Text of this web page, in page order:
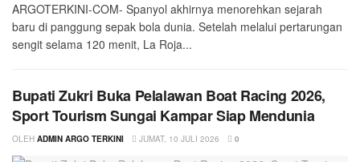
ARGOTERKINI-COM- Spanyol akhirnya menorehkan sejarah
baru di panggung sepak bola dunia. Setelah melalui pertarungan
sengit selama 120 menit, La Roja...
Bupati Zukri Buka Pelalawan Boat Racing 2026,
Sport Tourism Sungai Kampar Siap Mendunia
OLEH ADMIN ARGO TERKINI JUMAT, 10 JULI 2026 0